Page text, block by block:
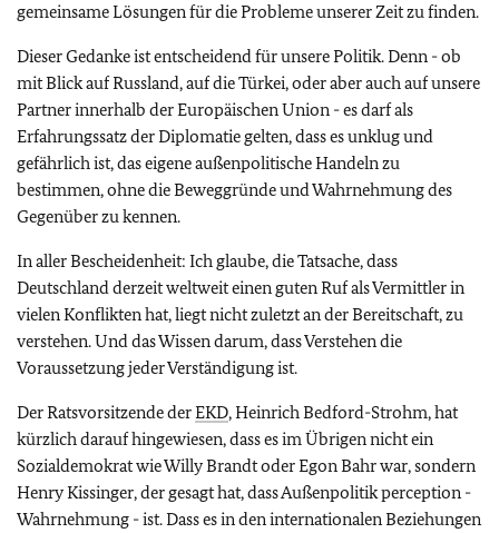
gemeinsame Lösungen für die Probleme unserer Zeit zu finden.
Dieser Gedanke ist entscheidend für unsere Politik. Denn - ob
mit Blick auf Russland, auf die Türkei, oder aber auch auf unsere
Partner innerhalb der Europäischen Union - es darf als
Erfahrungssatz der Diplomatie gelten, dass es unklug und
gefährlich ist, das eigene außenpolitische Handeln zu
bestimmen, ohne die Beweggründe und Wahrnehmung des
Gegenüber zu kennen.
In aller Bescheidenheit: Ich glaube, die Tatsache, dass
Deutschland derzeit weltweit einen guten Ruf als Vermittler in
vielen Konflikten hat, liegt nicht zuletzt an der Bereitschaft, zu
verstehen. Und das Wissen darum, dass Verstehen die
Voraussetzung jeder Verständigung ist.
Der Ratsvorsitzende derEKD, Heinrich Bedford-Strohm, hat
kürzlich darauf hingewiesen, dass es im Übrigen nicht ein
Sozialdemokrat wie Willy Brandt oder Egon Bahr war, sondern
Henry Kissinger, der gesagt hat, dass Außenpolitik perception -
Wahrnehmung - ist. Dass es in den internationalen Beziehungen